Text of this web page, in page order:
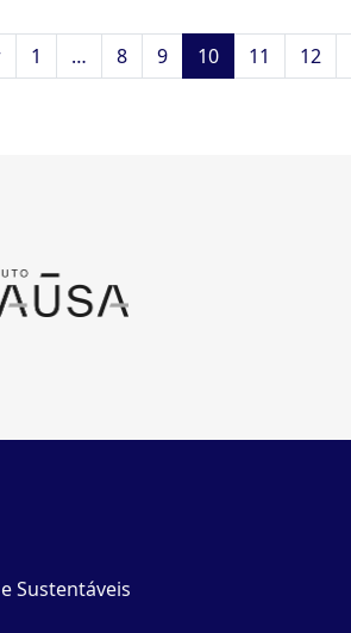
1 … 8 9 10 11 12
Sustentáveis